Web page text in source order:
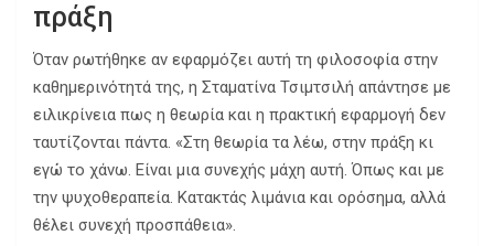
πράξη
Όταν ρωτήθηκε αν εφαρμόζει αυτή τη φιλοσοφία στην
καθημερινότητά της, η Σταματίνα Τσιμτσιλή απάντησε με
ειλικρίνεια πως η θεωρία και η πρακτική εφαρμογή δεν
ταυτίζονται πάντα. «Στη θεωρία τα λέω, στην πράξη κι
εγώ το χάνω. Είναι μια συνεχής μάχη αυτή. Όπως και με
την ψυχοθεραπεία. Κατακτάς λιμάνια και ορόσημα, αλλά
θέλει συνεχή προσπάθεια».